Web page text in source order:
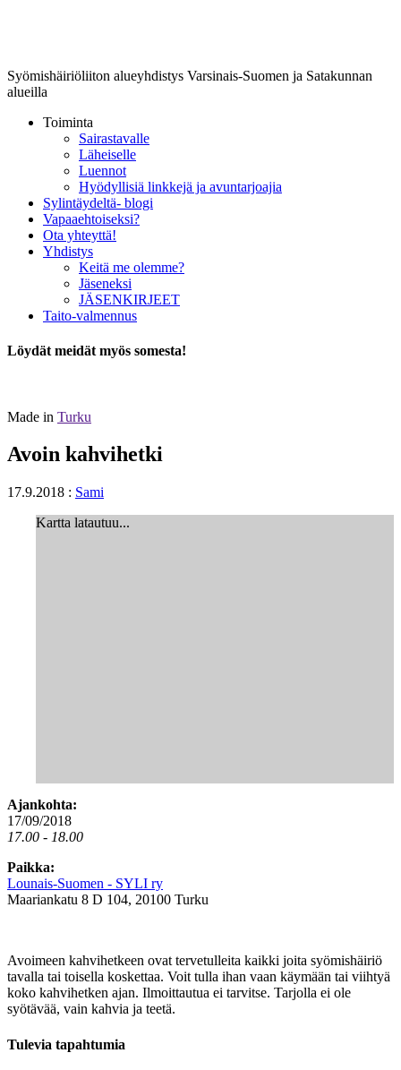
Syömishäiriöliiton alueyhdistys Varsinais-Suomen ja Satakunnan
alueilla
Toiminta
Sairastavalle
Läheiselle
Luennot
Hyödyllisiä linkkejä ja avuntarjoajia
Sylintäydeltä- blogi
Vapaaehtoiseksi?
Ota yhteyttä!
Yhdistys
Keitä me olemme?
Jäseneksi
JÄSENKIRJEET
Taito-valmennus
Löydät meidät myös somesta!
Made in Turku
Avoin kahvihetki
17.9.2018 : Sami
Kartta latautuu...
Ajankohta:
17/09/2018
17.00 - 18.00
Paikka:
Lounais-Suomen - SYLI ry
Maariankatu 8 D 104, 20100 Turku
Avoimeen kahvihetkeen ovat tervetulleita kaikki joita syömishäiriö
tavalla tai toisella koskettaa. Voit tulla ihan vaan käymään tai viihtyä
koko kahvihetken ajan. Ilmoittautua ei tarvitse. Tarjolla ei ole
syötävää, vain kahvia ja teetä.
Tulevia tapahtumia